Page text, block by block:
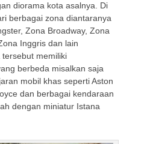
diorama kota asalnya. Di
berbagai zona diantaranya
Zona Broadway, Zona
Inggris dan lain
memiliki
berbeda misalkan saja
mobil khas seperti Aston
dan berbagai kendaraan
dengan miniatur Istana